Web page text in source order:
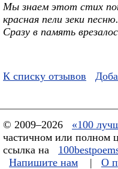
Мы знаем этот стих
красная пели зеки
Сразу в память
К списку отзывов
© 2009–2026 «100
частичном или полном
ссылка на
Напишите нам
| О